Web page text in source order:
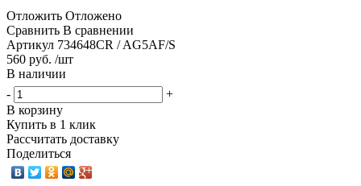
Отложить Отложено
Сравнить В сравнении
Артикул 734648CR / AG5AF/S
560 руб. /шт
В наличии
-
+
В корзину
Купить в 1 клик
Рассчитать доставку
Поделиться